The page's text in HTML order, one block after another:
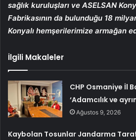
sağlık kuruluşları ve ASELSAN
Fabrikasının da bulunduğu 18
Konyalı hemşerilerimize armağan
İlgili Makaleler
CHP Osmaniye İl
‘Adamcılık ve
Ağustos 9, 2026
Kaybolan Tosunlar Jandarma